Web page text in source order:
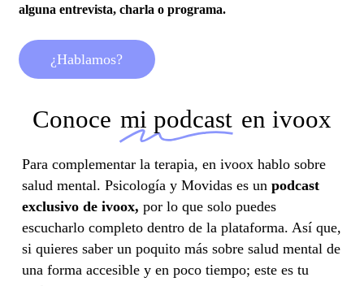
alguna entrevista, charla o programa.
¿Hablamos?
Conoce mi podcast en ivoox
Para complementar la terapia, en ivoox hablo sobre
salud mental. Psicología y Movidas es un podcast
exclusivo de ivoox, por lo que solo puedes
escucharlo completo dentro de la plataforma. Así que,
si quieres saber un poquito más sobre salud mental de
una forma accesible y en poco tiempo; este es tu